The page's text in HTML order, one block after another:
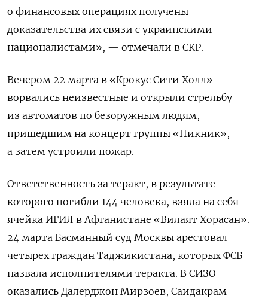
о финансовых операциях получены
доказательства их связи с украинскими
националистами», — отмечали в СКР.
Вечером 22 марта в «Крокус Сити Холл»
ворвались неизвестные и открыли стрельбу
из автоматов по безоружным людям,
пришедшим на концерт группы «Пикник»,
а затем устроили пожар.
Ответственность за теракт, в результате
которого погибли 144 человека, взяла на себя
ячейка ИГИЛ в Афганистане «Вилаят Хорасан».
24 марта Басманный суд Москвы арестовал
четырех граждан Таджикистана, которых ФСБ
назвала исполнителями теракта. В СИЗО
оказались Далерджон Мирзоев, Саидакрам